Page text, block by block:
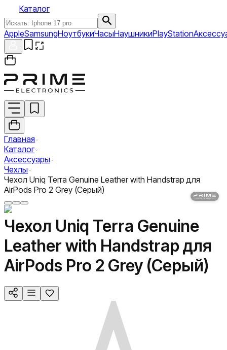
Каталог
AppleSamsungНоутбукиЧасыНаушникиPlayStation
Главная
Каталог
Аксессуары
Чехлы
Чехол Uniq Terra Genuine Leather with Handstrap для
AirPods Pro 2 Grey (Серый)
Чехол Uniq Terra Genuine
Leather with Handstrap для
AirPods Pro 2 Grey (Серый)